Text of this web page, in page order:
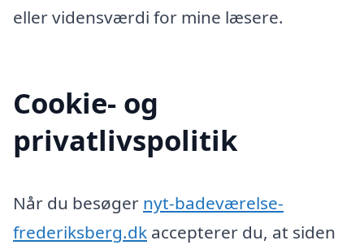
eller vidensværdi for mine læsere.
Cookie- og
privatlivspolitik
Når du besøger nyt-badeværelse-
frederiksberg.dk accepterer du, at siden